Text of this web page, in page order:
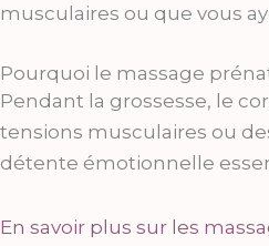
musculaires ou que vous
Pourquoi le massage
Pendant la grossesse, le
tensions musculaires ou
détente émotionnelle
En savoir plus sur les